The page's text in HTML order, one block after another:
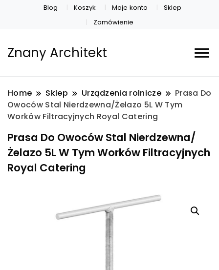
Blog Koszyk Moje konto
Sklep
Zamówienie
Znany Architekt
Home Sklep Urządzenia rolnicze
Prasa Do
Owoców Stal Nierdzewna/Żelazo 5L W Tym
Worków Filtracyjnych Royal Catering
Prasa Do Owoców Stal Nierdzewna/
Żelazo 5L W Tym Worków Filtracyjnych
Royal Catering